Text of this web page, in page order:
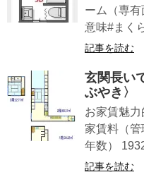
ーム（専
意味#まく
記事を読む
玄関長い
ぶやき〉
お家賃魅
家賃料（
年数）
記事を読む